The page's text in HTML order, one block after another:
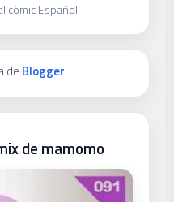
cómic Español
de Blogger.
de mamomo